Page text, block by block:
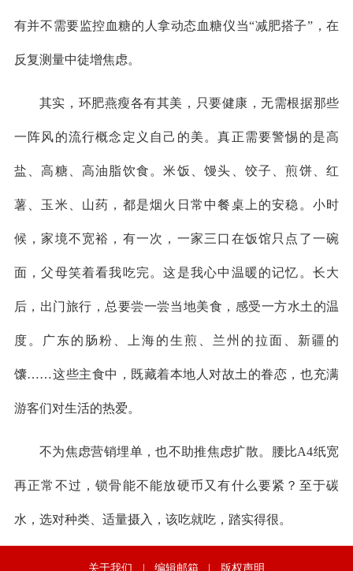
有并不需要监控血糖的人拿动态血糖仪当“减肥搭子”，在
反复测量中徒增焦虑。
其实，环肥燕瘦各有其美，只要健康，无需根据那些
一阵风的流行概念定义自己的美。真正需要警惕的是高
盐、高糖、高油脂饮食。米饭、馒头、饺子、煎饼、红
薯、玉米、山药，都是烟火日常中餐桌上的安稳。小时
候，家境不宽裕，有一次，一家三口在饭馆只点了一碗
面，父母笑着看我吃完。这是我心中温暖的记忆。长大
后，出门旅行，总要尝一尝当地美食，感受一方水土的温
度。广东的肠粉、上海的生煎、兰州的拉面、新疆的
馕……这些主食中，既藏着本地人对故土的眷恋，也充满
游客们对生活的热爱。
不为焦虑营销埋单，也不助推焦虑扩散。腰比A4纸宽
再正常不过，锁骨能不能放硬币又有什么要紧？至于碳
水，选对种类、适量摄入，该吃就吃，踏实得很。
关于我们 | 编辑邮箱 | 版权声明